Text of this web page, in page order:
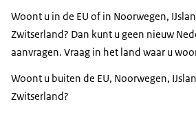
Woont u in de EU of in Noorwegen,
Zwitserland? Dan kunt u geen nieuw
aanvragen. Vraag in het land waar u
Woont u buiten de EU, Noorwegen,
Zwitserland?